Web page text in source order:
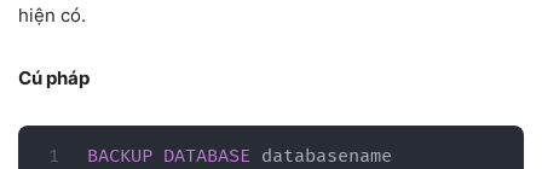
hiện có.
Cú pháp
BACKUP DATABASE